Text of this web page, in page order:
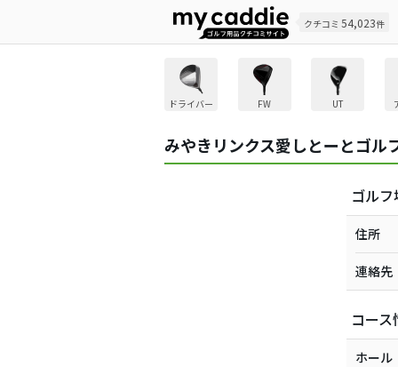
クチコミ 54,023件
ドライバー FW UT
みやきリンクス愛しとーとゴル
ゴル
住所
連絡先
コース
ホール